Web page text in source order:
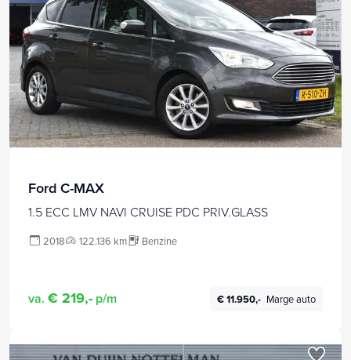
Ford C-MAX
1.5 ECC LMV NAVI CRUISE PDC PRIV.GLASS
2018 122.136 km Benzine
va. € 219,- p/m € 11.950,- Marge auto